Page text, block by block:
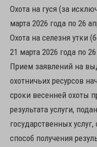
Охота на гуся (за
марта 2026 года по 26
Охота на селезня утки
21 марта 2026 года по
Прием заявлений на
охотничьих ресурсов
сроки весенней охоты
результата услуги,
государственных
способ получения